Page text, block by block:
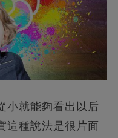
小就能夠看出以后
這種說法是很片面